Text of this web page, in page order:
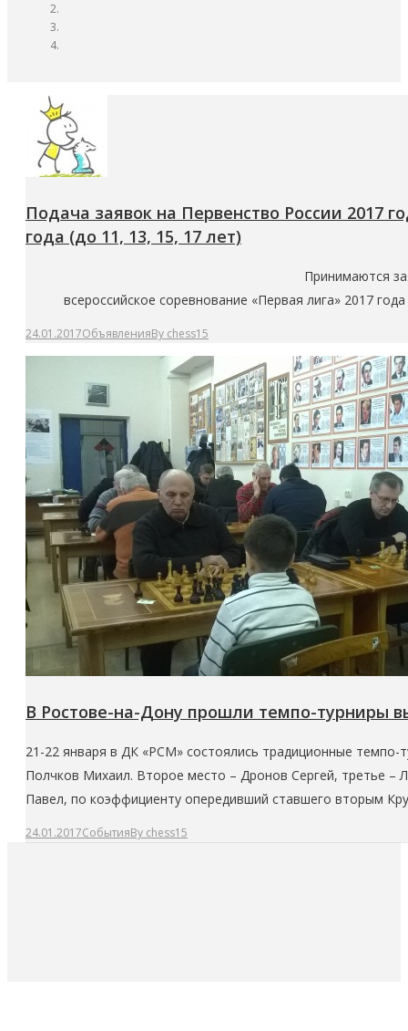
Подача заявок на Первенство России 2017
года (до 11, 13, 15, 17 лет)
Принимаются
всероссийское соревнование «Первая лига» 2017
24.01.2017ОбъявленияBy chess15
В Ростове-на-Дону прошли темпо-турниры
21-22 января в ДК «РСМ» состоялись традиционные темпо-
Полчков Михаил. Второе место – Дронов Сергей, третье –
Павел, по коэффициенту опередивший ставшего вторым
24.01.2017СобытияBy chess15